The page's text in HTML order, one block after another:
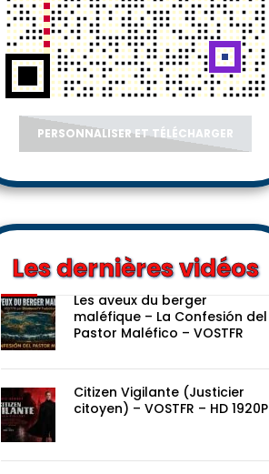
PERSONNALISER ET TÉLÉCHARGER
Les dernières vidéos
Les aveux du berger
maléfique – La Confesión del
Pastor Maléfico – VOSTFR
Citizen Vigilante (Justicier
citoyen) – VOSTFR – HD 1920P